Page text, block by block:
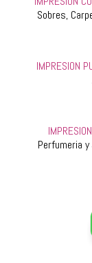
Sobres,
IMPRESION
Perfumeria